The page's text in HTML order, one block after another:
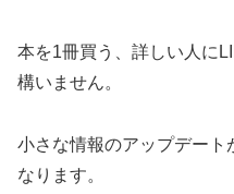
本を1冊買う、詳しい人に
構いません。
小さな情報のアップデート
なります。